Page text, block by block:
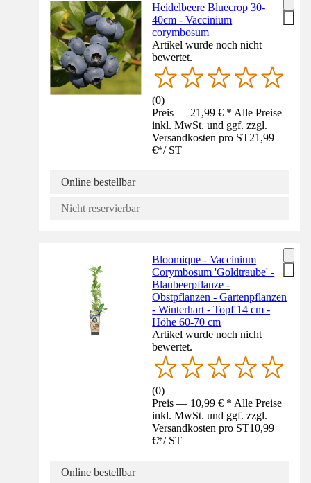
Heidelbeere Bluecrop 30-
40cm - Vaccinium
corymbosum
Artikel wurde noch nicht
bewertet.
(0)
Preis — 21,99 € * Alle Preise
inkl. MwSt. und ggf. zzgl.
Versandkosten pro ST21,99
€*/ ST
Online bestellbar
Nicht reservierbar
Bloomique - Vaccinium
Corymbosum 'Goldtraube' -
Blaubeerpflanze -
Obstpflanzen - Gartenpflanzen
- Winterhart - Topf 14 cm -
Höhe 60-70 cm
Artikel wurde noch nicht
bewertet.
(0)
Preis — 10,99 € * Alle Preise
inkl. MwSt. und ggf. zzgl.
Versandkosten pro ST10,99
€*/ ST
Online bestellbar